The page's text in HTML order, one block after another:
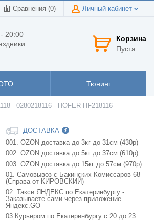
Сравнения (0) Личный кабинет
20:00
Корзина
Пуста
Тюнинг
- 0280218116 - HOFER HF218116
ДОСТАВКА
001. OZON доставка до 3кг до 31см (430р)
002. OZON доставка до 5кг до 37см (610р)
003. OZON доставка до 15кг до 57см (970р)
01. Самовывоз с Бакинских Комиссаров 68
(Справа от КИРОВСКИЙ)
02. Такси ЯНДЕКС по Екатеринбургу -
Заказываете сами через приложение
Яндекс.GO
03 Курьером по Екатеринбургу с 20 до 23